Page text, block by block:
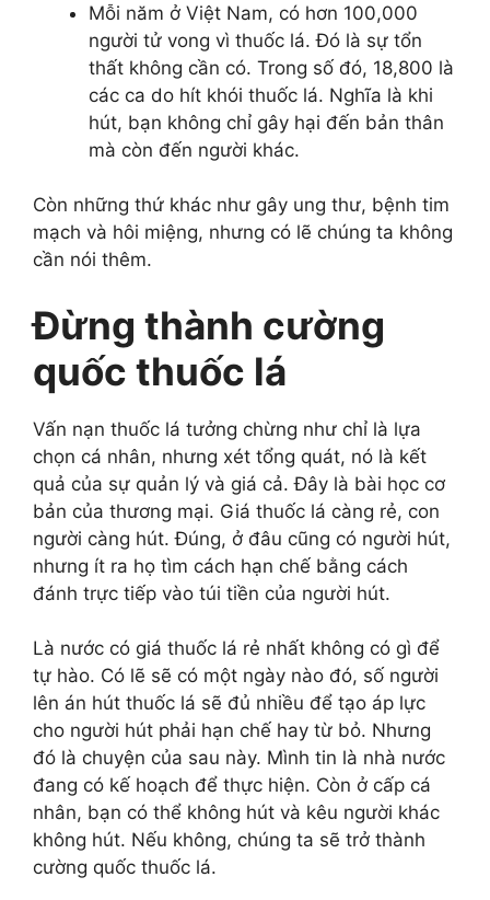
Mỗi năm ở Việt Nam, có hơn 100,000
người tử vong vì thuốc lá. Đó là sự tổn
thất không cần có. Trong số đó, 18,800 là
các ca do hít khói thuốc lá. Nghĩa là khi
hút, bạn không chỉ gây hại đến bản thân
mà còn đến người khác.
Còn những thứ khác như gây ung thư, bệnh tim
mạch và hôi miệng, nhưng có lẽ chúng ta không
cần nói thêm.
Đừng thành cường
quốc thuốc lá
Vấn nạn thuốc lá tưởng chừng như chỉ là lựa
chọn cá nhân, nhưng xét tổng quát, nó là kết
quả của sự quản lý và giá cả. Đây là bài học cơ
bản của thương mại. Giá thuốc lá càng rẻ, con
người càng hút. Đúng, ở đâu cũng có người hút,
nhưng ít ra họ tìm cách hạn chế bằng cách
đánh trực tiếp vào túi tiền của người hút.
Là nước có giá thuốc lá rẻ nhất không có gì để
tự hào. Có lẽ sẽ có một ngày nào đó, số người
lên án hút thuốc lá sẽ đủ nhiều để tạo áp lực
cho người hút phải hạn chế hay từ bỏ. Nhưng
đó là chuyện của sau này. Mình tin là nhà nước
đang có kế hoạch để thực hiện. Còn ở cấp cá
nhân, bạn có thể không hút và kêu người khác
không hút. Nếu không, chúng ta sẽ trở thành
cường quốc thuốc lá.